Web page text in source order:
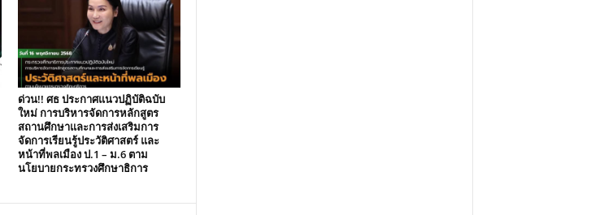
ด่วน!! ศธ ประกาศแนวปฏิบัติฉบับ
ใหม่ การบริหารจัดการหลักสูตร
สถานศึกษาและการส่งเสริมการ
จัดการเรียนรู้ประวัติศาสตร์ และ
หน้าที่พลเมือง ป.1 – ม.6 ตาม
นโยบายกระทรวงศึกษาธิการ